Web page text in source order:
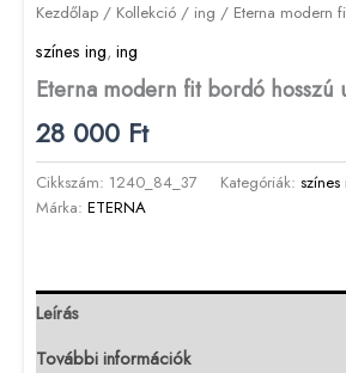
Kezdőlap / Kollekció / ing / Eterna modern
színes ing, ing
Eterna modern fit bordó hosszú
28 000 Ft
Cikkszám: 1240_84_37 Kategóriák: színes
Márka: ETERNA
Leírás
További információk